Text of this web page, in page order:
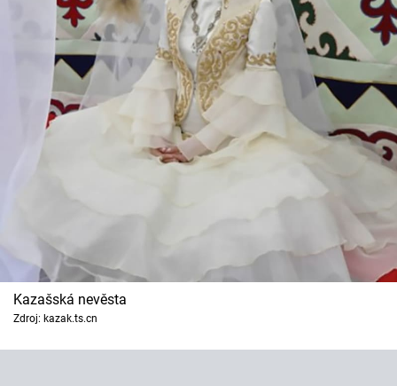
Kazašská nevěsta
Zdroj: kazak.ts.cn